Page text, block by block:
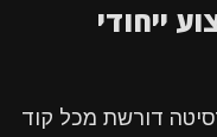
ייחודי
דורשת מכל קוד